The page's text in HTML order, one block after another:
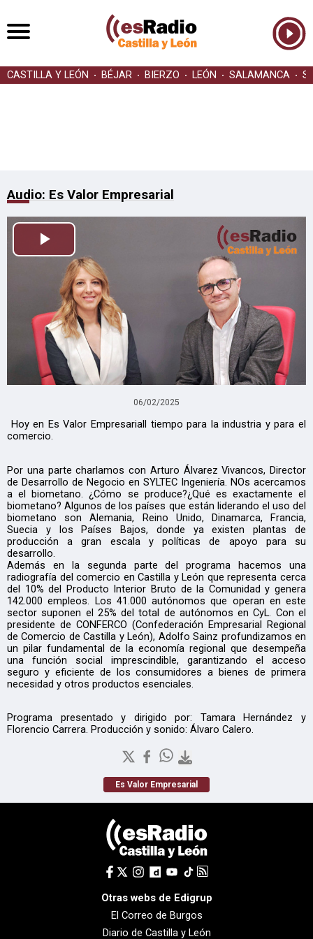
CASTILLA Y LEÓN BÉJAR BIERZO LEÓN SALAMANCA
Audio: Es Valor Empresarial
Reproducir
06/02/2025
Hoy en Es Valor Empresariall tiempo para la industria y para el
comercio.
Por una parte charlamos con Arturo Álvarez Vivancos, Director
de Desarrollo de Negocio en SYLTEC Ingeniería. NOs acercamos
a el biometano. ¿Cómo se produce?¿Qué es exactamente el
biometano? Algunos de los países que están liderando el uso del
biometano son Alemania, Reino Unido, Dinamarca, Francia,
Suecia y los Países Bajos, donde ya existen plantas de
producción a gran escala y políticas de apoyo para su
desarrollo.
Además en la segunda parte del programa hacemos una
radiografía del comercio en Castilla y León que representa cerca
del 10% del Producto Interior Bruto de la Comunidad y genera
142.000 empleos. Los 41.000 autónomos que operan en este
sector suponen el 25% del total de autónomos en CyL. Con el
presidente de CONFERCO (Confederación Empresarial Regional
de Comercio de Castilla y León), Adolfo Sainz profundizamos en
un pilar fundamental de la economía regional que desempeña
una función social imprescindible, garantizando el acceso
seguro y eficiente de los consumidores a bienes de primera
necesidad y otros productos esenciales.
Programa presentado y dirigido por: Tamara Hernández y
Florencio Carrera. Producción y sonido: Álvaro Calero.
Es Valor Empresarial
Otras webs de Edigrup
El Correo de Burgos
Diario de Castilla y León